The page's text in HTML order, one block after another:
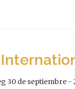
30 de septiembre -